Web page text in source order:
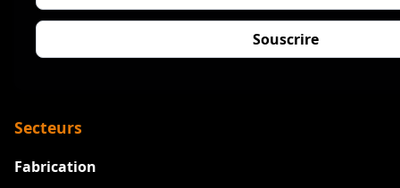
Secteurs
Fabrication